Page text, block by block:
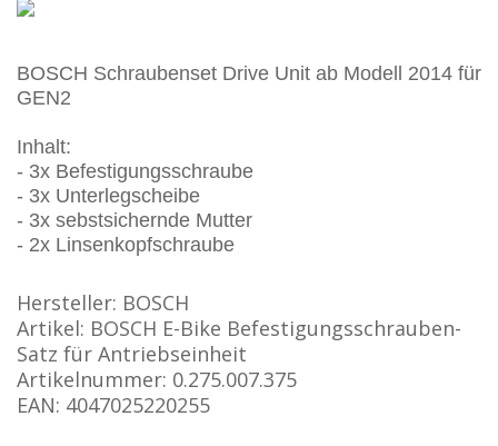
BOSCH Schraubenset Drive Unit ab Modell 2014 für
GEN2
Inhalt:
- 3x Befestigungsschraube
- 3x Unterlegscheibe
- 3x sebstsichernde Mutter
- 2x Linsenkopfschraube
Hersteller: BOSCH
Artikel: BOSCH E-Bike Befestigungsschrauben-
Satz für Antriebseinheit
Artikelnummer: 0.275.007.375
EAN: 4047025220255